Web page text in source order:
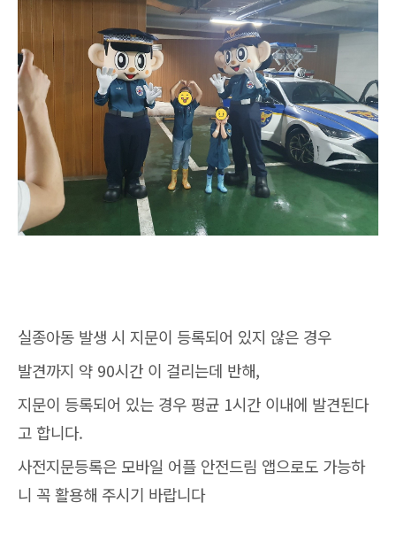
실종아동 발생 시 지문이 등록되어 있지 않은 경우
발견까지 약 90시간 이 걸리는데 반해,
지문이 등록되어 있는 경우 평균 1시간 이내에 발견된다
고 합니다.
사전지문등록은 모바일 어플 안전드림 앱으로도 가능하
니 꼭 활용해 주시기 바랍니다